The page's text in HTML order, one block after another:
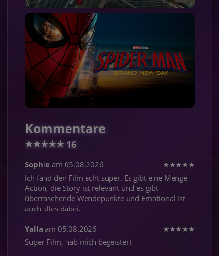
Kommentare
★★★★★ 16
Sophie am 05.08.2026 ★★★★★
Ich fand den Film echt super. Es gibt eine Menge
Action, die Story ist relevant und es gibt
überraschende Wendepunkte und Emotional ist
auch alles dabei.
Yalla am 05.08.2026 ★★★★★
Super Film, hab mich begeistert